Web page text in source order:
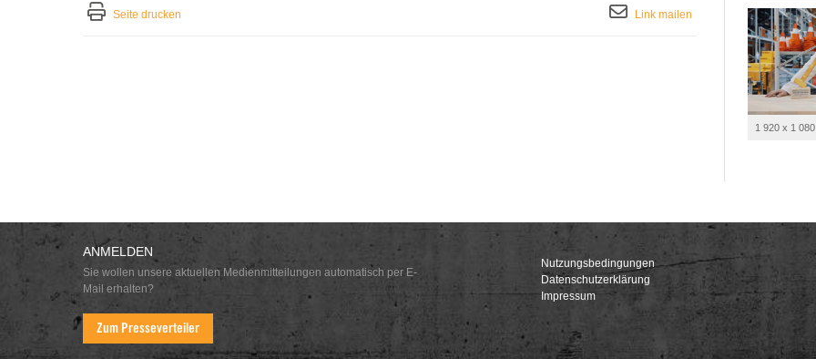
Seite drucken Link mailen
1 920 x 1 080
ANMELDEN
Sie wollen unsere aktuellen Medienmitteilungen automatisch per E-
Mail erhalten?
Zum Presseverteiler
Nutzungsbedingungen
Datenschutzerklärung
Impressum